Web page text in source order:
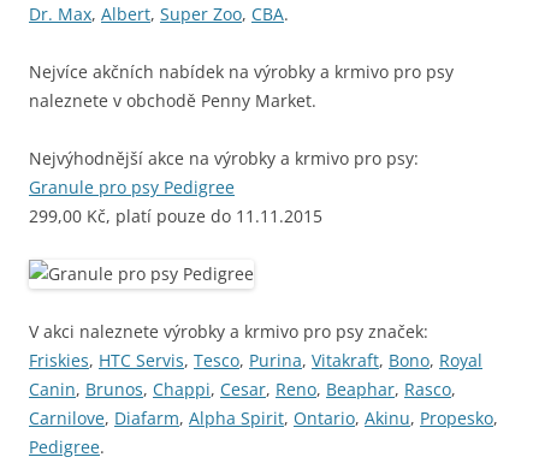
Dr. Max, Albert, Super Zoo, CBA.
Nejvíce akčních nabídek na výrobky a krmivo pro psy
naleznete v obchodě Penny Market.
Nejvýhodnější akce na výrobky a krmivo pro psy:
Granule pro psy Pedigree
299,00 Kč, platí pouze do 11.11.2015
V akci naleznete výrobky a krmivo pro psy značek:
Friskies, HTC Servis, Tesco, Purina, Vitakraft, Bono, Royal
Canin, Brunos, Chappi, Cesar, Reno, Beaphar, Rasco,
Carnilove, Diafarm, Alpha Spirit, Ontario, Akinu, Propesko,
Pedigree.